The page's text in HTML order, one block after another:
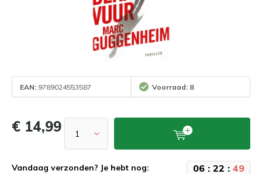
EAN: 9789024553587 Voorraad: 8
€ 14,99
Vandaag verzonden? Je hebt nog: 06: 22 : 49